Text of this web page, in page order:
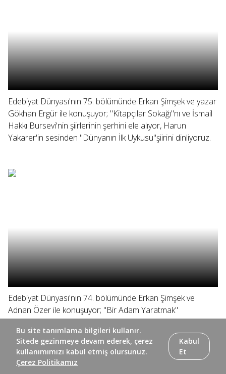
Edebiyat Dünyası'nın 75. bölümünde Erkan Şimşek ve yazar
Gökhan Ergür ile konuşuyor; "Kitapçılar Sokağı"nı ve İsmail
Hakkı Bursevi'nin şiirlerinin şerhini ele alıyor, Harun
Yakarer'in sesinden "Dünyanın İlk Uykusu"şiirini dinliyoruz.
Edebiyat Dünyası'nın 74. bölümünde Erkan Şimşek ve
Adnan Özer ile konuşuyor; "Bir Adam Yaratmak"
tiyatrosunun sinema uyarlamasını ve Bursevi'nin şiirlerinin
şerhini ele alıyor, Özdemir Asaf'ın sesinden "Pay" isimli şiiri
dinliyoruz.
Bu site tanımlama bilgileri kullanır.
Sitede gezinmeye devam ederek, çerez
kullanımımızı kabul etmiş olursunuz.
Çerez Politikamız
Kabul
Et